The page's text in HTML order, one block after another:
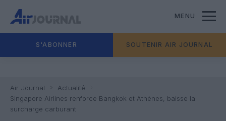
MENU
S'ABONNER SOUTENIR AIR JOURNAL
Air Journal
Actualité
Singapore Airlines renforce Bangkok et Athènes, baisse la
surcharge carburant